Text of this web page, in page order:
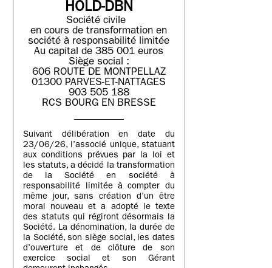
HOLD-DBN
Société civile
en cours de transformation en
société à responsabilité limitée
Au capital de 385 001 euros
Siège social :
606 ROUTE DE MONTPELLAZ
01300 PARVES-ET-NATTAGES
903 505 188
RCS BOURG EN BRESSE
Suivant délibération en date du
23/06/26, l’associé unique, statuant
aux conditions prévues par la loi et
les statuts, a décidé la transformation
de la Société en société à
responsabilité limitée à compter du
même jour, sans création d’un être
moral nouveau et a adopté le texte
des statuts qui régiront désormais la
Société. La dénomination, la durée de
la Société, son siège social, les dates
d’ouverture et de clôture de son
exercice social et son Gérant